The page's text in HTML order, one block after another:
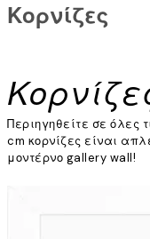
Κορνίζες
Κορνίζες
Περιηγηθείτε σε όλες
cm κορνίζες είναι
μοντέρνο gallery wall!